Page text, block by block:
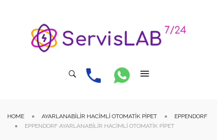
HOME AYARLANABILIR HACIMLI OTOMATIK PIPET
EPPENDORF
EPPENDORF AYARLANABILIR HACIMLI OTOMATIK PIPET